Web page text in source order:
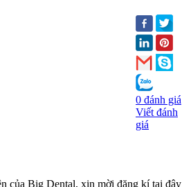
0 đánh giá
Viết đánh
giá
của Big Dental, xin mời đăng kí tại đây